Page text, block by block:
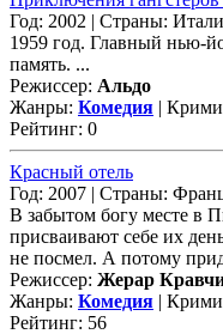
Год: 2002 | Страны:
1959 год. Главный нью-
память. ...
Режиссер: Альдо
Жанры: Комедия |
Рейтинг: 0
Красный отель
Год: 2007 | Страны:
В забытом богу месте в
присваивают себе их
не посмел. А потому
Режиссер: Жерар
Жанры: Комедия |
Рейтинг: 56